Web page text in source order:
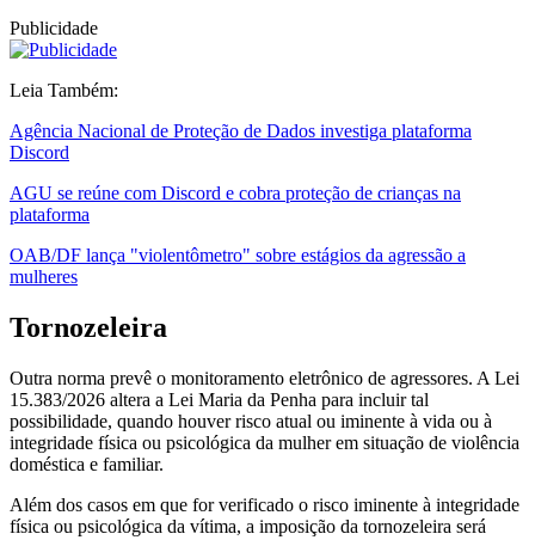
Publicidade
Leia Também:
Agência Nacional de Proteção de Dados investiga plataforma
Discord
AGU se reúne com Discord e cobra proteção de crianças na
plataforma
OAB/DF lança "violentômetro" sobre estágios da agressão a
mulheres
Tornozeleira
Outra norma prevê o monitoramento eletrônico de agressores. A Lei
15.383/2026 altera a Lei Maria da Penha para incluir tal
possibilidade, quando houver risco atual ou iminente à vida ou à
integridade física ou psicológica da mulher em situação de violência
doméstica e familiar.
Além dos casos em que for verificado o risco iminente à integridade
física ou psicológica da vítima, a imposição da tornozeleira será